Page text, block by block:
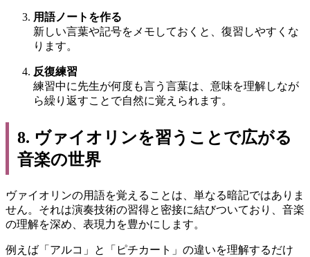
用語ノートを作る
新しい言葉や記号をメモしておくと、復習しやすくな
ります。
反復練習
練習中に先生が何度も言う言葉は、意味を理解しなが
ら繰り返すことで自然に覚えられます。
8. ヴァイオリンを習うことで広がる
音楽の世界
ヴァイオリンの用語を覚えることは、単なる暗記ではありま
せん。それは演奏技術の習得と密接に結びついており、音楽
の理解を深め、表現力を豊かにします。
例えば「アルコ」と「ピチカート」の違いを理解するだけ